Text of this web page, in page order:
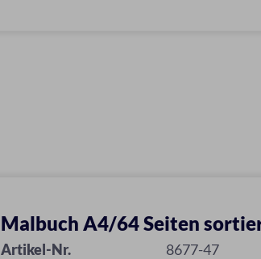
Malbuch A4/64 Seiten
Artikel-Nr.
8677-47